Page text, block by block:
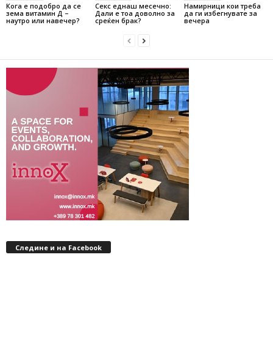
Кога е подобро да се
зема витамин Д –
наутро или навечер?
Секс еднаш месечно:
Дали е тоа доволно за
среќен брак?
Намирници кои треба
да ги избегнувате за
вечера
Следине и на Facebook